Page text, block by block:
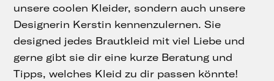
unsere coolen Kleider, sondern auch unsere
Designerin Kerstin kennenzulernen. Sie
designed jedes Brautkleid mit viel Liebe und
gerne gibt sie dir eine kurze Beratung und
Tipps, welches Kleid zu dir passen könnte!